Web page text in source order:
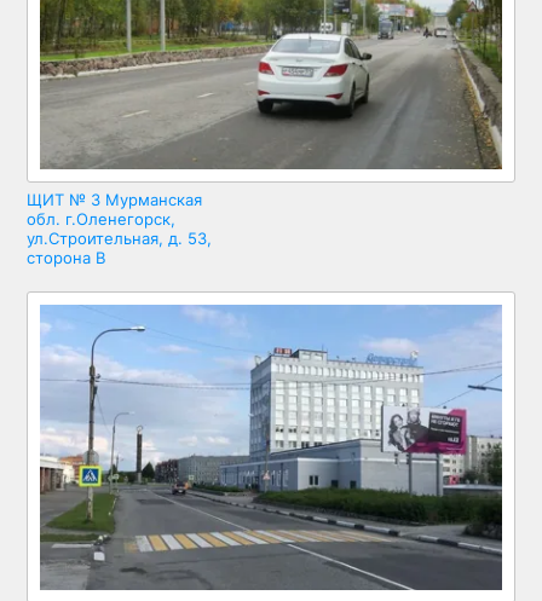
ЩИТ № 3 Мурманская
обл. г.Оленегорск,
ул.Строительная, д. 53,
сторона В